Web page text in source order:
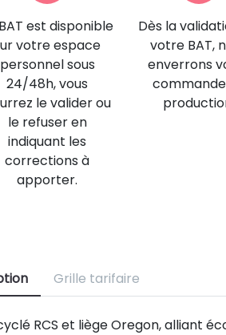
est disponible
votre espace
personnel sous
24/48h, vous
le valider ou
le refuser en
indiquant les
corrections à
apporter.
Dès la
votre BAT,
enverrons
Grille tarifaire
RCS et liège Oregon, alliant